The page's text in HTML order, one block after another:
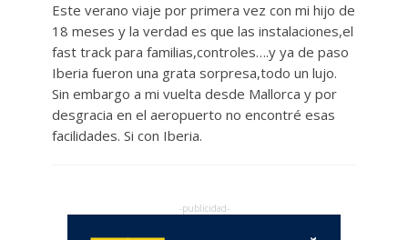
Este verano viaje por primera vez con mi hijo de
18 meses y la verdad es que las instalaciones,el
fast track para familias,controles….y ya de paso
Iberia fueron una grata sorpresa,todo un lujo.
Sin embargo a mi vuelta desde Mallorca y por
desgracia en el aeropuerto no encontré esas
facilidades. Si con Iberia.